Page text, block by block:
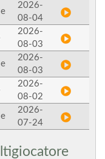
2026-
08-04
2026-
08-03
2026-
08-03
2026-
08-02
2026-
07-24